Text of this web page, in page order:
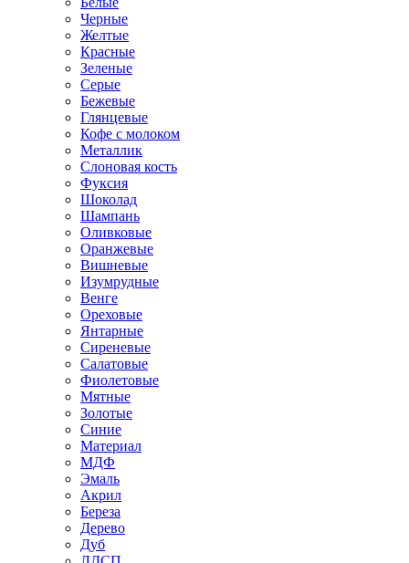
Черные
Желтые
Красные
Зеленые
Серые
Бежевые
Глянцевые
Кофе с молоком
Металлик
Слоновая кость
Фуксия
Шоколад
Шампань
Оливковые
Оранжевые
Вишневые
Изумрудные
Венге
Ореховые
Янтарные
Сиреневые
Салатовые
Фиолетовые
Мятные
Золотые
Синие
Материал
МДФ
Эмаль
Акрил
Береза
Дерево
Дуб